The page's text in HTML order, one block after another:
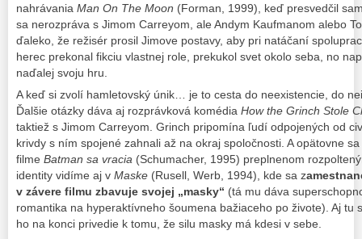
nahrávania Man On The Moon (Forman, 1999), keď presvedčil
sa nerozpráva s Jimom Carreyom, ale Andym Kaufmanom alebo
ďaleko, že režisér prosil Jimove postavy, aby pri natáčaní
herec prekonal fikciu vlastnej role, prekukol svet okolo seba, no
naďalej svoju hru.
A keď si zvolí hamletovský únik… je to cesta do neexistencie, do
Ďalšie otázky dáva aj rozprávková komédia How the Grinch Stole
taktiež s Jimom Carreyom. Grinch pripomína ľudí odpojených od
krivdy s ním spojené zahnali až na okraj spoločnosti. A opätovne
filme Batman sa vracia (Schumacher, 1995) preplnenom
identity vidíme aj v Maske (Rusell, Werb, 1994), kde sa z
v závere filmu zbavuje svojej „masky“ (tá mu dáva
romantika na hyperaktívneho šoumena bažiaceho po živote). Aj tu
ho na konci privedie k tomu, že silu masky má kdesi v sebe.